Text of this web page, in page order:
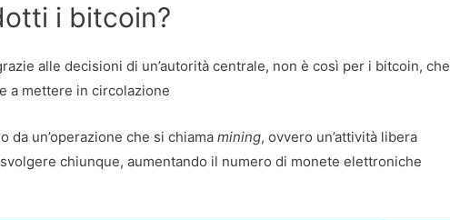
i bitcoin?
alle decisioni di un’autorità centrale, non è così per i bitcoin, che
a mettere in circolazione
da un’operazione che si chiama mining, ovvero un’attività libera
chiunque, aumentando il numero di monete elettroniche